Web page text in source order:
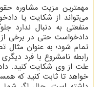
مهمترین مزیت مشاوره
می‌تواند از شکایت یا
منفعتی به دنبال ندارد
دادخواست حتی در برخی از
تمام شود؛ به عنوان مثال
رابطه نامشروع با فرد
علت از وی شکایت کنید.
خواهد تا ثابت کنید که